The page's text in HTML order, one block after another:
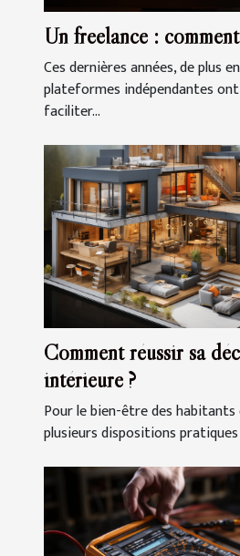
Un freelance :
Ces dernières années, de plus
plateformes indépendantes
faciliter...
Comment réussir sa
intérieure ?
Pour le bien-être des habitants
plusieurs dispositions